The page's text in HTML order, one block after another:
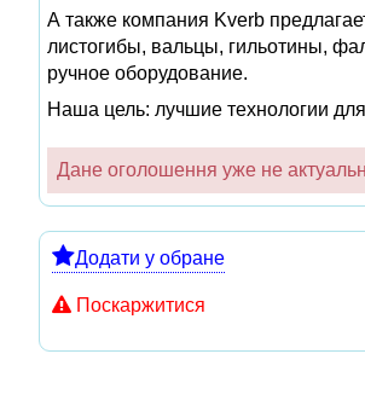
А также компания Kverb
листогибы, вальцы, гильотины,
ручное оборудование.
Наша цель: лучшие технологии
Дане оголошення уже не
Додати у обране
Поскаржитися